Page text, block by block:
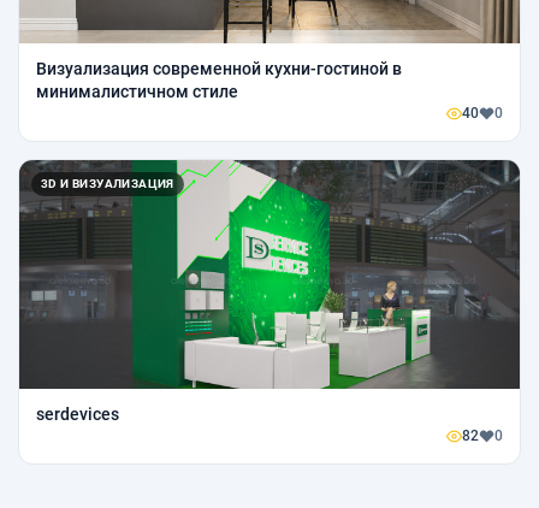
Визуализация современной кухни-гостиной в
минималистичном стиле
40 0
3D И ВИЗУАЛИЗАЦИЯ
serdevices
82 0